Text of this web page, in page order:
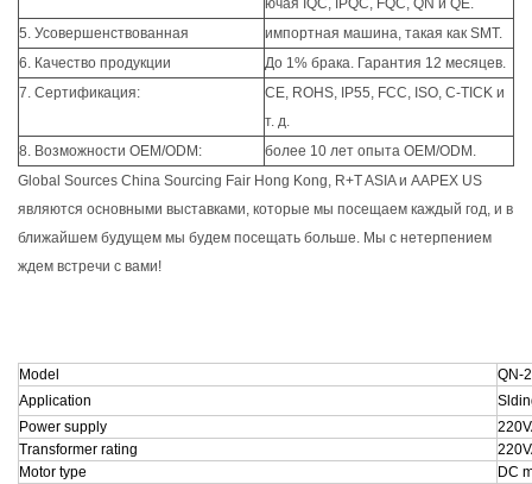
ючая IQC, IPQC, FQC, QN и QE.
5. Усовершенствованная
импортная машина, такая как SMT.
6. Качество продукции
До 1% брака. Гарантия 12 месяцев.
7. Сертификация:
CE, ROHS, IP55, FCC, ISO, C-TICK и
т. д.
8. Возможности OEM/ODM:
более 10 лет опыта OEM/ODM.
Global Sources China Sourcing Fair Hong Kong, R+T ASIA и AAPEX US
являются основными выставками, которые мы посещаем каждый год, и в
ближайшем будущем мы будем посещать больше. Мы с нетерпением
ждем встречи с вами!
Model
QN-
Application
Power supply
Transformer rating
Motor type
DC